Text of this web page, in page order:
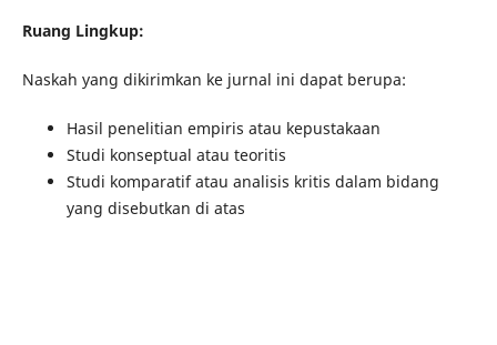
Ruang Lingkup:
Naskah yang dikirimkan ke jurnal ini dapat berupa:
Hasil penelitian empiris atau kepustakaan
Studi konseptual atau teoritis
Studi komparatif atau analisis kritis dalam bidang
yang disebutkan di atas